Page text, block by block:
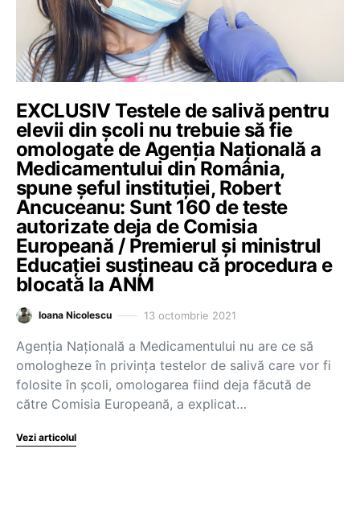
EXCLUSIV Testele de salivă pentru
elevii din școli nu trebuie să fie
omologate de Agenția Națională a
Medicamentului din România,
spune șeful instituției, Robert
Ancuceanu: Sunt 160 de teste
autorizate deja de Comisia
Europeană / Premierul și ministrul
Educației susțineau că procedura e
blocată la ANM
Ioana Nicolescu 13 octombrie 2021
Agenția Națională a Medicamentului nu are ce să
omologheze în privința testelor de salivă care vor fi
folosite în școli, omologarea fiind deja făcută de
către Comisia Europeană, a explicat…
Vezi articolul